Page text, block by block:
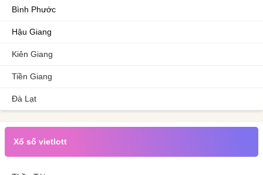
Bình Phước
Hậu Giang
Kiên Giang
Tiền Giang
Đà Lạt
Xổ số vietlott